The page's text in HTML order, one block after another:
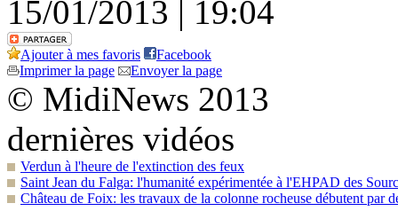
15/01/2013 | 19:04
Ajouter à mes favoris
Facebook
Imprimer la page
Envoyer la page
© MidiNews 2013
dernières vidéos
Verdun à l'heure de l'extinction des feux
Saint Jean du Falga: l'humanité expérimentée à l'EHPAD des
Château de Foix: les travaux de la colonne rocheuse débutent par